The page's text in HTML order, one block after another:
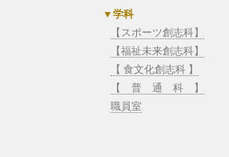
学科
【スポーツ創志科】
【福祉未来創志科】
【 食文化創志科 】
【 普 通 科 】
職員室